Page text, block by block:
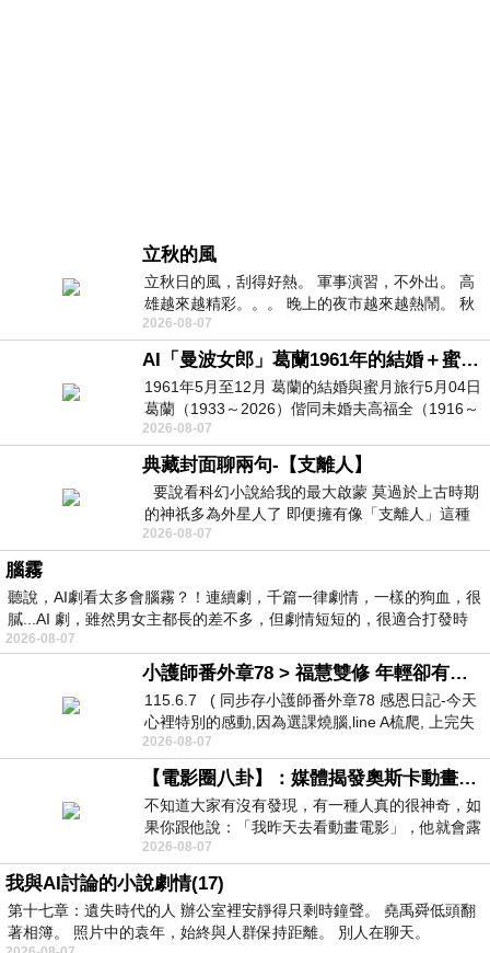
立秋的風
立秋日的風，刮得好熱。 軍事演習，不外出。 高
雄越來越精彩。。。 晚上的夜市越來越熱鬧。 秋
天的風刮得很熱 夜遊消暑熱。。。
2026-08-07
AI「曼波女郎」葛蘭1961年的結婚＋蜜月旅行 #戀上老電影 #葛蘭 #粟子
1961年5月至12月 葛蘭的結婚與蜜月旅行5月04日
葛蘭（1933～2026）偕同未婚夫高福全（1916～
2004）乘郵輪赴倫敦6月15日於英國倫敦St.S
2026-08-07
典藏封面聊兩句-【支離人】
要說看科幻小說給我的最大啟蒙 莫過於上古時期
的神祇多為外星人了 即便擁有像「支離人」這種
驚世駭俗的神通法門 也未必讀
2026-08-07
腦霧
聽說，AI劇看太多會腦霧？！連續劇，千篇一律劇情，一樣的狗血，很
膩...AI 劇，雖然男女主都長的差不多，但劇情短短的，很適合打發時
2026-08-07
小護師番外章78 > 福慧雙修 年輕卻有個老靈魂 ㄑ金剛經〉podcast
115.6.7 ( 同步存小護師番外章78 感恩日記-今天
心裡特別的感動,因為選課燒腦,line A梳爬, 上完失
智課的她,特來傾
2026-08-07
【電影圈八卦】：媒體揭發奧斯卡動畫項目投票醜聞！好萊塢為什麼看不起動畫電影？
不知道大家有沒有發現，有一種人真的很神奇，如
果你跟他說：「我昨天去看動畫電影」，他就會露
出一種慈祥的微笑，然後問你是不是陪小
2026-08-07
我與AI討論的小說劇情(17)
第十七章：遺失時代的人 辦公室裡安靜得只剩時鐘聲。 堯禹舜低頭翻
著相簿。 照片中的袁年，始終與人群保持距離。 別人在聊天。